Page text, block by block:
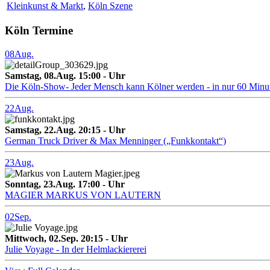
Kleinkunst & Markt, Köln Szene
Köln Termine
08Aug.
Samstag, 08.Aug. 15:00 - Uhr
Die Köln-Show- Jeder Mensch kann Kölner werden - in nur 60
22Aug.
Samstag, 22.Aug. 20:15 - Uhr
German Truck Driver & Max Menninger („Funkkontakt“)
23Aug.
Sonntag, 23.Aug. 17:00 - Uhr
MAGIER MARKUS VON LAUTERN
02Sep.
Mittwoch, 02.Sep. 20:15 - Uhr
Julie Voyage - In der Helmlackiererei